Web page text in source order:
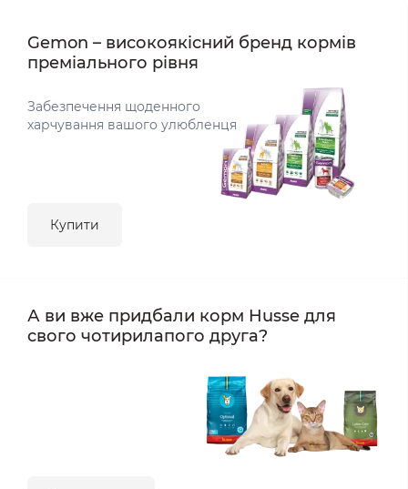
Gemon – високоякісний бренд кормів
преміального рівня
Забезпечення щоденного
харчування вашого улюбленця
Купити
А ви вже придбали корм Husse для
свого чотирилапого друга?